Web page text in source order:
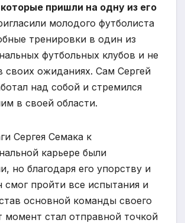
пришли на одну из его
молодого футболиста
тренировки в один из
футбольных клубов и не
своих ожиданиях. Сам Сергей
над собой и стремился
в своей области.
Сергея Семака к
карьере были
но благодаря его упорству и
смог пройти все испытания и
основной команды своего
момент стал отправной точкой